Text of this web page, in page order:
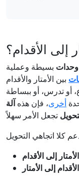
إلى الأقدام؟
وحدات بسيطة وعملية
بين الأمتار والأقدام
تدرس، أو ببساطة
أخرى، فإن هذه آلة
الأمتار إلى الأقدام
الأقدام إلى الأمتار